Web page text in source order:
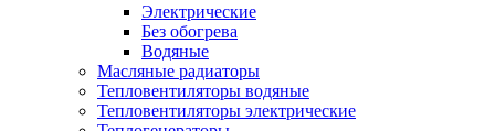
Электрические
Без обогрева
Водяные
Масляные радиаторы
Тепловентиляторы водяные
Тепловентиляторы электрические